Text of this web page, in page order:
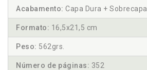
Acabamento: Capa Dura + Sobrecapa
Formato: 16,5x21,5 cm
Peso: 562grs.
Número de páginas: 352